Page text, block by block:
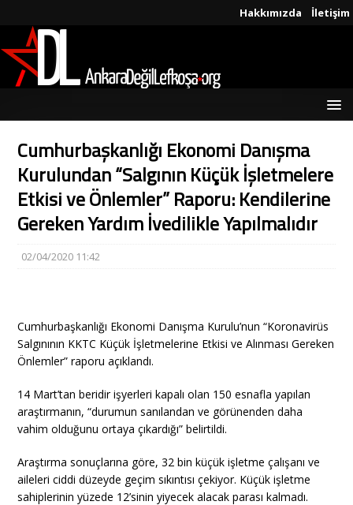
Hakkımızda İletişim
Cumhurbaşkanlığı Ekonomi Danışma
Kurulundan “Salgının Küçük İşletmelere
Etkisi ve Önlemler” Raporu: Kendilerine
Gereken Yardım İvedilikle Yapılmalıdır
02/04/2020 11:42
Cumhurbaşkanlığı Ekonomi Danışma Kurulu’nun “Koronavirüs
Salgınının KKTC Küçük İşletmelerine Etkisi ve Alınması Gereken
Önlemler” raporu açıklandı.
14 Mart’tan beridir işyerleri kapalı olan 150 esnafla yapılan
araştırmanın, “durumun sanılandan ve görünenden daha
vahim olduğunu ortaya çıkardığı” belirtildi.
Araştırma sonuçlarına göre, 32 bin küçük işletme çalışanı ve
aileleri ciddi düzeyde geçim sıkıntısı çekiyor. Küçük işletme
sahiplerinin yüzede 12’sinin yiyecek alacak parası kalmadı.